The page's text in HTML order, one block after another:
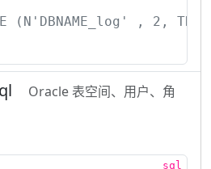
(N'DBNAME_log' , 2,
Oracle 表空间、用户、角